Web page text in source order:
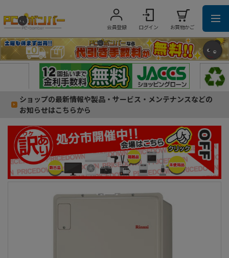
会員登録 ログイン お買物かご
ショップの最新情報や製品・サービス・メンテナンスなどの
お知らせはこちらから